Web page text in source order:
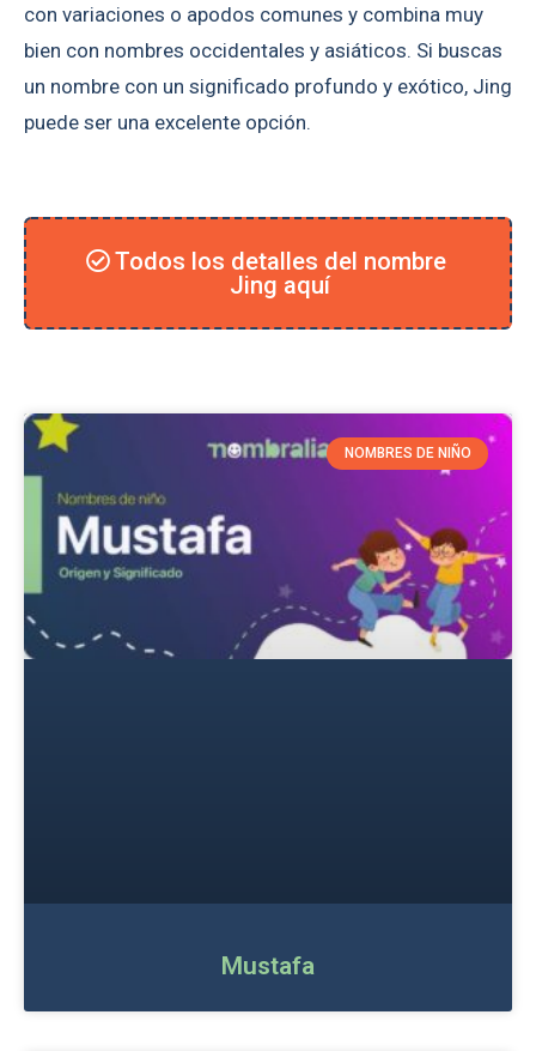
con variaciones o apodos comunes y combina muy
bien con nombres occidentales y asiáticos. Si buscas
un nombre con un significado profundo y exótico, Jing
puede ser una excelente opción.
Todos los detalles del nombre
Jing aquí
NOMBRES DE NIÑO
Mustafa